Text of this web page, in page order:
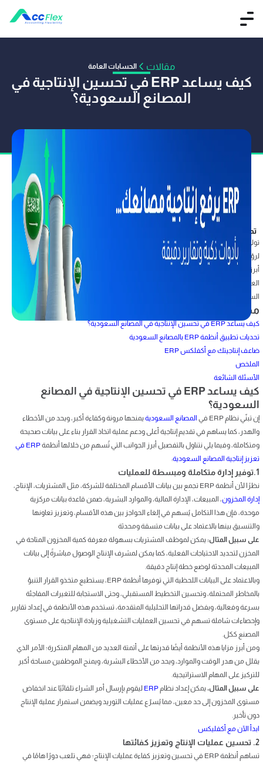
مقالات الحسابات العامة
كيف يساعد ERP في تحسين الإنتاجية في
المصانع السعودية؟
تم النشر بواسطة ACCFLEX
تولي المملكة السعودية اهتمامًا بالغًا لتطوير القطاع الصناعي باعتباره أحد الركائز الرئيسية
لرؤية 2030، والتي تُعني بدفع وتيرة التحول الرقمي وتبني التقنيات والأدوات الحديثة، ومن
أبرز هذه الأدوات أنظمة تخطيط موارد المؤسسات(ERP) ، والتي لا غنى عنها في دعم
العمليات التشغيلية الذكية، فكيف يمكن لهذه الأنظمة أن تعزز من إنتاجية المصانع
السعودية واستدامتها؟ هذا ما سيكشفه مقالنا بالتفصيل.
محتويات المقال
كيف يساعد ERP في تحسين الإنتاجية في المصانع السعودية؟
تحديات تطبيق أنظمة ERP بالمصانع السعودية
ضاعف إنتاجيتك مع أكفلكس ERP
الملخص
الأسئلة الشائعة
كيف يساعد ERP في تحسين الإنتاجية في المصانع
السعودية؟
إن تبنّي نظام ERP في المصانع السعوديةيمنحها مرونة وكفاءة أكبر، ويحد من الأخطاء
والهدر، كما يساهم في تقديم إنتاجية أعلى ودعم عملية اتخاذ القرار بناء على بيانات صحيحة
ومتكاملة، وفيما يلي نتناول بالتفصيل أبرز الجوانب التي تُسهم من خلالها أنظمة
ERP في
تعزيز إنتاجية المصانع السعودية:
1.توفير إدارة متكاملة ومبسطة للعمليات
نظرًا لأن أنظمة ERP تجمع بين بيانات الأقسام المختلفة للشركة، مثل المشتريات، الإنتاج،
إدارة المخزون، المبيعات، الإدارة المالية، والموارد البشرية، ضمن قاعدة بيانات مركزية
موحدة، فإن هذا التكامل يُسهم في إلغاء الحواجز بين هذه الأقسام، وتعزيز تعاونها
والتنسيق بينها بالاعتماد على بيانات متسقة ومحدثة
على سبيل المثال: يمكن لموظف المشتريات بسهولة معرفة كمية المخزون المتاحة في
المخزن لتحديد الاحتياجات الفعلية، كما يمكن لمشرف الإنتاج الوصول مباشرةً إلى بيانات
المبيعات المحدثة لوضع خطة إنتاج دقيقة.
وبالاعتماد على البيانات اللحظية التي توفرها أنظمة ERP، يستطيع متخذو القرار التنبؤ
بالمخاطر المحتملة، وتحسين التخطيط المستقبلي، وحتى الاستجابة للتغيرات المفاجئة
بسرعة وفعالية، وبفضل قدراتها التحليلية المتقدمة، تستخدم هذه الأنظمة في إعداد تقارير
وإحصاءات شاملة تسهم في تحسين العمليات التشغيلية وزيادة الإنتاجية على مستوى
المصنع ككل.
ومن أبرز مزايا هذه الأنظمة أيضًا قدرتها على أتمتة العديد من المهام المتكررة؛ الأمر الذي
يقلل من هدر الوقت والموارد، ويحد من الأخطاء البشرية، ويمنح الموظفين مساحة أكبر
للتركيز على المهام الاستراتيجية.
على سبيل المثال، يمكن إعداد نظام ERP ليقوم بإرسال أمر الشراء تلقائيًا عند انخفاض
مستوى المخزون إلى حد معين، مما يُسرّع عمليات التوريد ويضمن استمرار عملية الإنتاج
دون تأخير.
ابدأ الآن مع أكفليكس
2. تحسين عمليات الإنتاج وتعزيز كفائتها
تساهم أنظمة ERP في تحسين وتعزيز كفاءة عمليات الإنتاج؛ فهي تلعب دورًا هامًا في